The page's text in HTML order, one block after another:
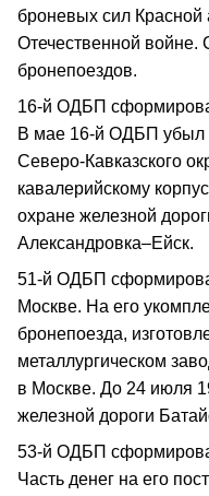
броневых сил Красной
Отечественной войне.
бронепоездов.
16-й ОДБП
В мае 16-й ОДБП убыл
Северо-Кавказского
кавалерийскому
охране железной
Александровка–Ейск.
51-й ОДБП
Москве. На его
бронепоезда,
металлургическом
в Москве. До 24 июля
железной дороги
53-й ОДБП
Часть денег на его